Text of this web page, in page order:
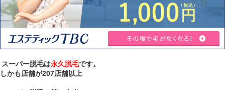
スーパー脱毛は永久脱毛です。
しかも店舗が207店舗以上